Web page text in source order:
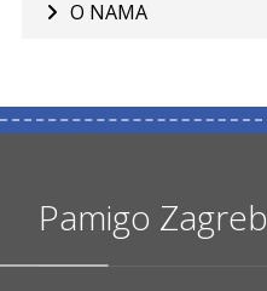
O NAMA
Pamigo Zagreb